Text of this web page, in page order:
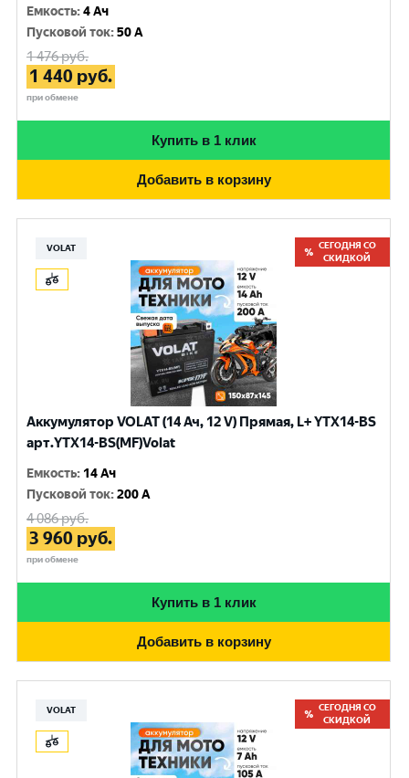
Емкость:4 Ач
Пусковой ток:50 A
1 476руб.
1 440 руб.
при обмене
Купить в 1 клик
Добавить в корзину
VOLAT
СЕГОДНЯ СО
СКИДКОЙ
Аккумулятор VOLAT (14 Ач, 12 V) Прямая, L+ YTX14-BS
арт.YTX14-BS(MF)Volat
Емкость: 14 Ач
Пусковой ток:200 A
4 086руб.
3 960 руб.
при обмене
Купить в 1 клик
Добавить в корзину
VOLAT
СЕГОДНЯ СО
СКИДКОЙ